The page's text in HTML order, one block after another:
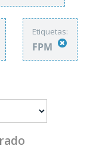
Etiquetas:
FPM